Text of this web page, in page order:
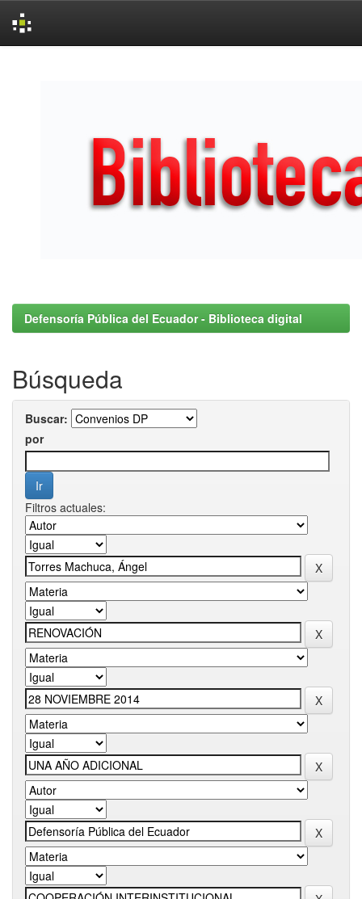
Defensoría Pública del Ecuador - Biblioteca digital
Búsqueda
Buscar:
por
Filtros actuales: